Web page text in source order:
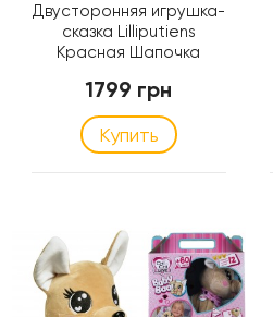
Двусторонняя игрушка-
сказка Lilliputiens
Красная Шапочка
1799 грн
Купить